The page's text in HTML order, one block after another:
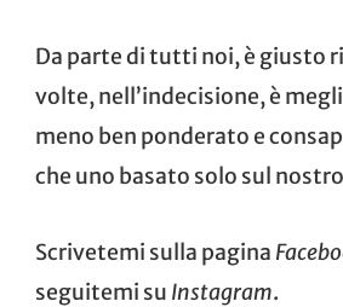
Da parte di tutti noi, è giusto
volte, nell’indecisione, è
meno ben ponderato e
che uno basato solo sul
Scrivetemi sulla pagina
seguitemi su Instagram.